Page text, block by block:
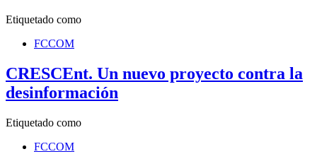
Etiquetado como
FCCOM
CRESCEnt. Un nuevo proyecto contra la
desinformación
Etiquetado como
FCCOM